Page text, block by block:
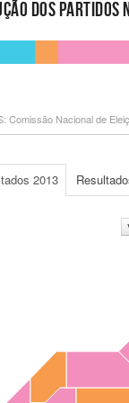
DOS PARTIDOS
Comissão Nacional de
2013